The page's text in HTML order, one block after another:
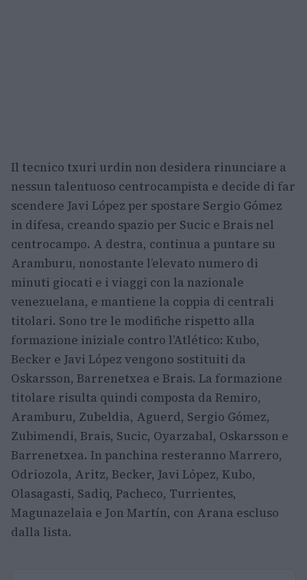
Il tecnico txuri urdin non desidera rinunciare a
nessun talentuoso centrocampista e decide di far
scendere Javi López per spostare Sergio Gómez
in difesa, creando spazio per Sucic e Brais nel
centrocampo. A destra, continua a puntare su
Aramburu, nonostante l’elevato numero di
minuti giocati e i viaggi con la nazionale
venezuelana, e mantiene la coppia di centrali
titolari. Sono tre le modifiche rispetto alla
formazione iniziale contro l’Atlético: Kubo,
Becker e Javi López vengono sostituiti da
Oskarsson, Barrenetxea e Brais. La formazione
titolare risulta quindi composta da Remiro,
Aramburu, Zubeldia, Aguerd, Sergio Gómez,
Zubimendi, Brais, Sucic, Oyarzabal, Oskarsson e
Barrenetxea. In panchina resteranno Marrero,
Odriozola, Aritz, Becker, Javi López, Kubo,
Olasagasti, Sadiq, Pacheco, Turrientes,
Magunazelaia e Jon Martín, con Arana escluso
dalla lista.